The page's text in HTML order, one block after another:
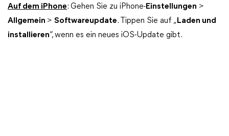
Auf dem iPhone: Gehen Sie zu iPhone-Einstellungen >
Allgemein > Softwareupdate. Tippen Sie auf „ Laden und
installieren“, wenn es ein neues iOS-Update gibt.